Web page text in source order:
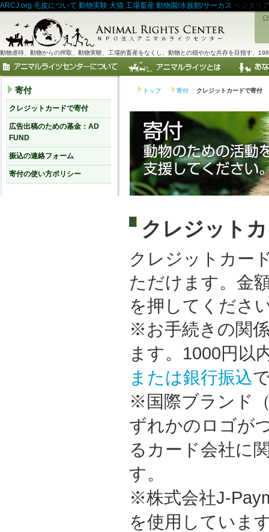
ARCJ.org 毛皮について 動物実験 犬猫 工場畜産 動物園/水族館/サーカス ベジタリ
動物虐待、動物からの搾取、動物実験、工場的畜産をなくし、動物との穏やかな共存を目指す、
トップ 寄付 クレジットカードで寄付
クレジット
クレジットカー
ただけます。金
を押してくださ
※お手続きの関
ます。1000円以
または銀行振込
※国際ブランド
ずれかのロゴが
るカード会社に
す。
※株式会社J-
を使用していま
寄付
クレジットカードで寄付
広告出稿のための基金：AD
FUND
振込の連絡フォーム
寄付の使い方ポリシー